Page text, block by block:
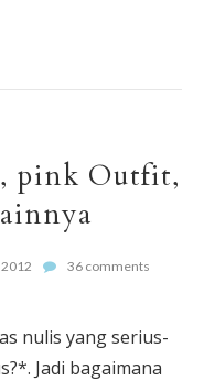
pink Outfit,
36 comments
nulis yang serius-
Jadi bagaimana